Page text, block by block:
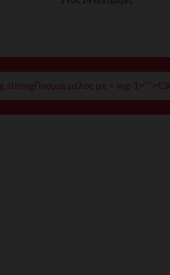
strongΓίνομαι μέλος με < wg-